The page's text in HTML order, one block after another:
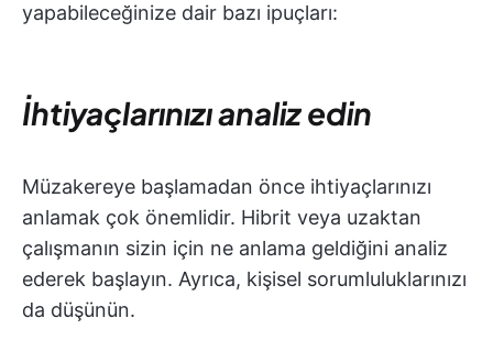
yapabileceğinize dair bazı ipuçları:
İhtiyaçlarınızı analiz edin
Müzakereye başlamadan önce ihtiyaçlarınızı
anlamak çok önemlidir. Hibrit veya uzaktan
çalışmanın sizin için ne anlama geldiğini analiz
ederek başlayın. Ayrıca, kişisel sorumluluklarınızı
da düşünün.